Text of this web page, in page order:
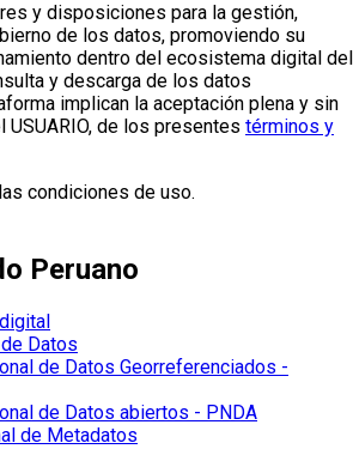
y disposiciones para la gestión,
de los datos, promoviendo su
dentro del ecosistema digital del
y descarga de los datos
implican la aceptación plena y sin
de los presentes términos y
condiciones de uso.
Peruano
Datos
de Datos Georreferenciados -
de Datos abiertos - PNDA
de Metadatos